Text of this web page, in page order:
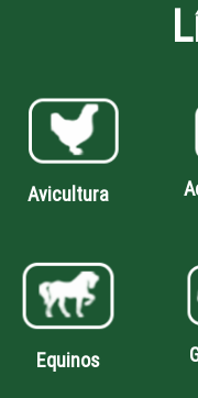
Avicultura
Equinos